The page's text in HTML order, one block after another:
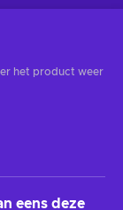
het product weer
eens deze